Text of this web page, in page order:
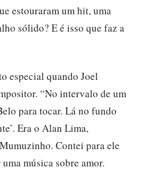
estouraram um hit, uma
sólido? E é isso que faz a
especial quando Joel
“No intervalo de um
para tocar. Lá no fundo
Era o Alan Lima,
Contei para ele
música sobre amor.